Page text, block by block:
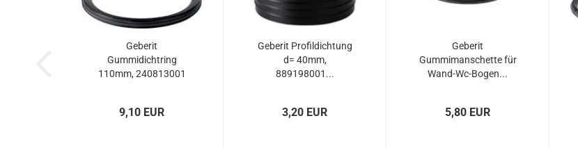
Geberit
Gummidichtring
110mm, 240813001
9,10 EUR
Geberit Profildichtung
d= 40mm,
889198001...
3,20 EUR
Geberit
Gummimanschette für
Wand-Wc-Bogen...
5,80 EUR